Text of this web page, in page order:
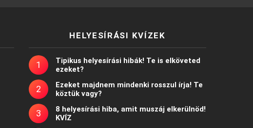
HELYESÍRÁSI KVÍZEK
Tipikus helyesírási hibák! Te is elköveted
ezeket?
Ezeket majdnem mindenki rosszul írja! Te
köztük vagy?
8 helyesírási hiba, amit muszáj elkerülnöd!
KVÍZ